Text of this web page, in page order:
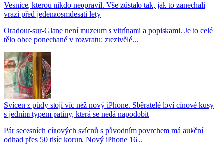
Vesnice, kterou nikdo neopravil. Vše zůstalo tak, jak to zanechali
vrazi před jedenaosmdesáti lety
Oradour-sur-Glane není muzeum s vitrínami a popiskami. Je to celé
tělo obce ponechané v rozvratu: zrezivělé...
Svícen z půdy stojí víc než nový iPhone. Sběratelé loví cínové kusy
s jedním typem patiny, která se nedá napodobit
Pár secesních cínových svícnů s původním povrchem má aukční
odhad přes 50 tisíc korun. Nový iPhone 16...